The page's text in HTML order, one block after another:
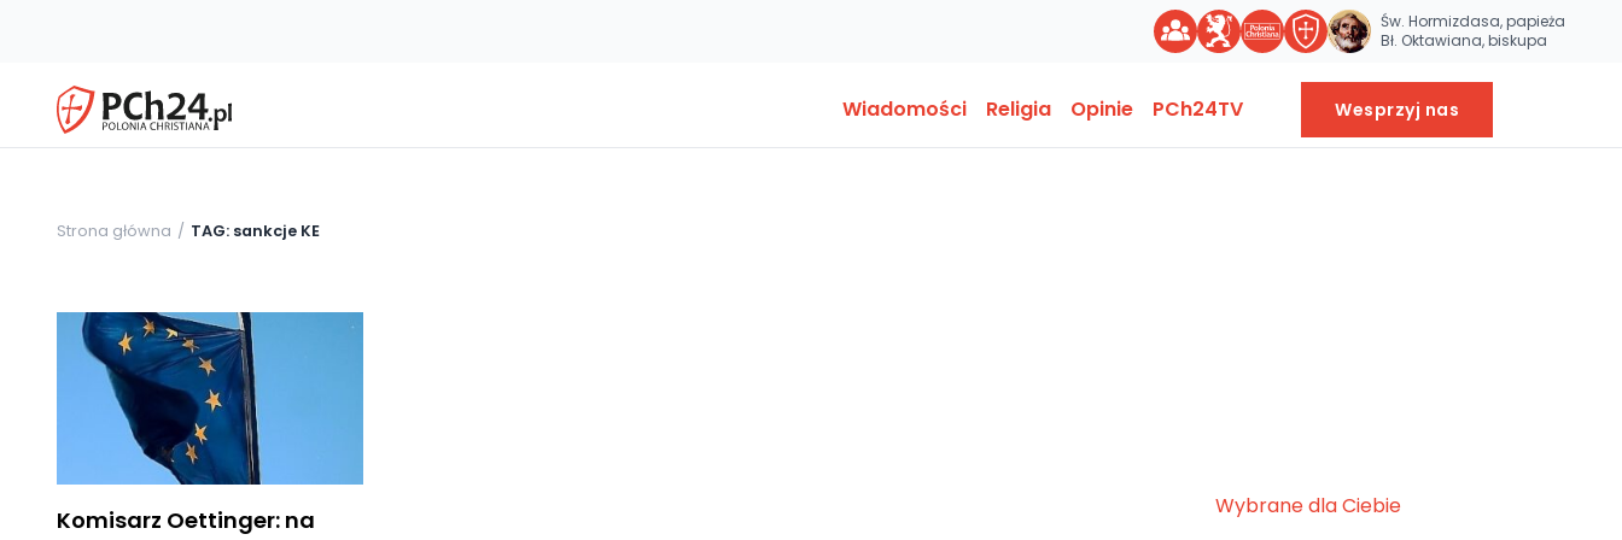
Św. Hormizdasa, papieża
Bł. Oktawiana, biskupa
Wiadomości Religia Opinie PCh24TV Wesprzyj nas
Strona główna TAG: sankcje KE
Komisarz Oettinger: na
Wybrane dla Ciebie